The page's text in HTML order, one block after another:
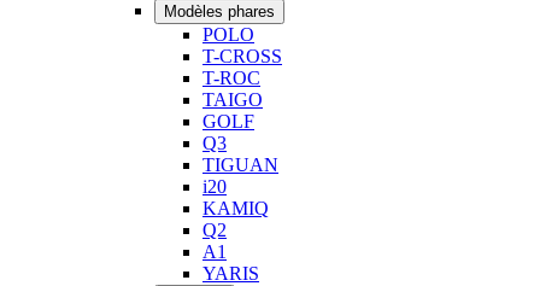
Modèles phares
POLO
T-CROSS
T-ROC
TAIGO
GOLF
Q3
TIGUAN
i20
KAMIQ
Q2
A1
YARIS